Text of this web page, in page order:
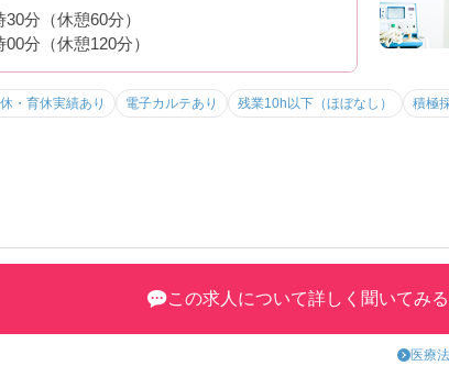
分（休憩60分）
分（休憩120分）
・育休実績あり 電子カルテあり 残業10h以下（ほぼなし） 積極
というだけでなく、お子さんをお持ちの看護師さまも多数働
る病院です！
一人一人が働きやすいように」ということを考えられている
この求人について詳しく聞いてみる
医療